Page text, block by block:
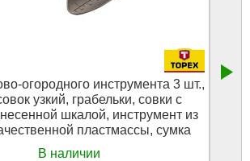
огородного инструмента 3 шт.,
узкий, грабельки, совки с
шкалой, инструмент из
пластмассы, сумка
Topex 15A411
В наличии